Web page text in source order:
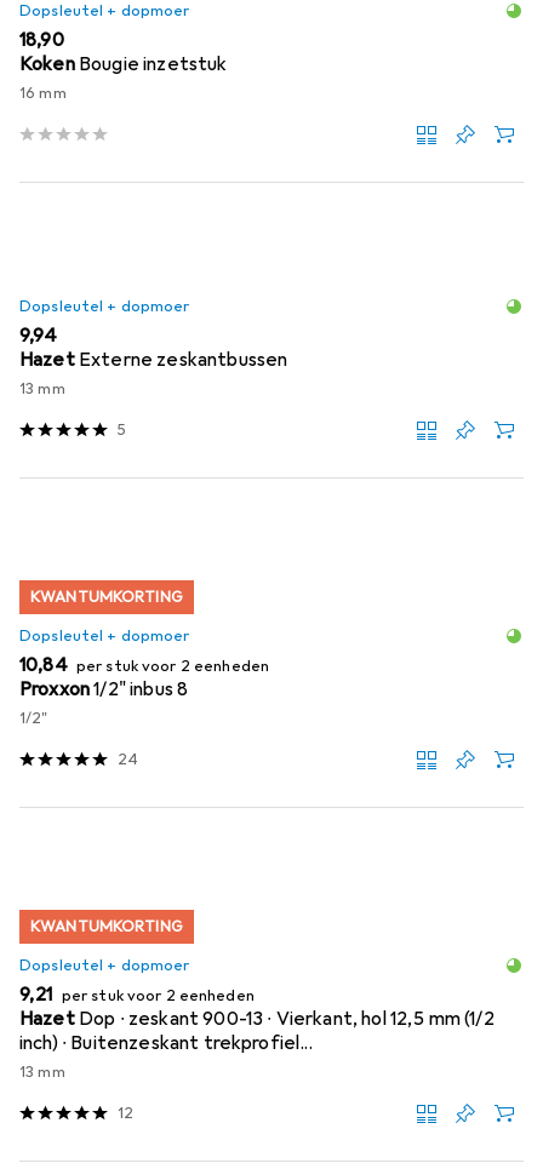
Dopsleutel + dopmoer
EUR
18,90
Koken Bougie inzetstuk
16 mm
Dopsleutel + dopmoer
EUR
9,94
Hazet Externe zeskantbussen
13 mm
5
KWANTUMKORTING
Dopsleutel + dopmoer
EUR
10,84 per stuk voor 2 eenheden
Proxxon1/2" inbus 8
1/2"
24
KWANTUMKORTING
Dopsleutel + dopmoer
EUR
9,21 per stuk voor 2 eenheden
Hazet Dop ∙ zeskant 900-13 ∙ Vierkant, hol 12,5 mm (1/2
inch) ∙ Buitenzeskant trekprofiel...
13 mm
12